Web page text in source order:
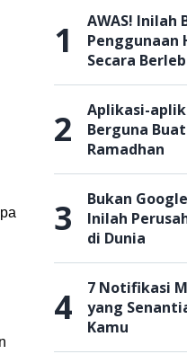
1
AWAS! Inilah
Penggunaan
Secara
2
Aplikasi-
Berguna
Ramadhan
3
Bukan
Inilah
di Dunia
4
7 Notifikasi
yang
Kamu